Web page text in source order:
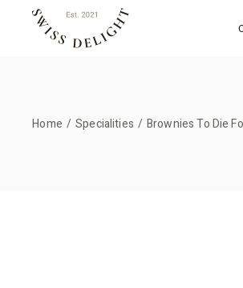
Home Specialities Brownies To Die